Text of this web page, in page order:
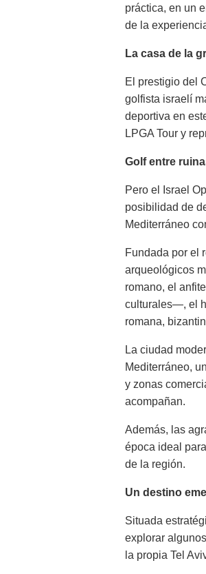
práctica, en un
de la
La casa de la
El prestigio del
golfista israelí
deportiva en
LPGA Tour y
Golf entre
Pero el Israel
posibilidad de
Mediterráneo
Fundada por el
arqueológicos
romano, el
culturales—, el
romana,
La ciudad
Mediterráneo,
y zonas
acompañan.
Además, las
época ideal
de la región.
Un destino
Situada
explorar
la propia Tel